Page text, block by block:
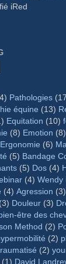
iRed
Pathologies
équine (13)
Equitation (10)
(8) Emotion (8)
Ergonomie (6)
(5) Bandage
(5) Dos (4)
(4) Wendy
(4) Agression (3)
(3) Douleur (3)
être des
Method (2)
(2)
(2)
(1) David